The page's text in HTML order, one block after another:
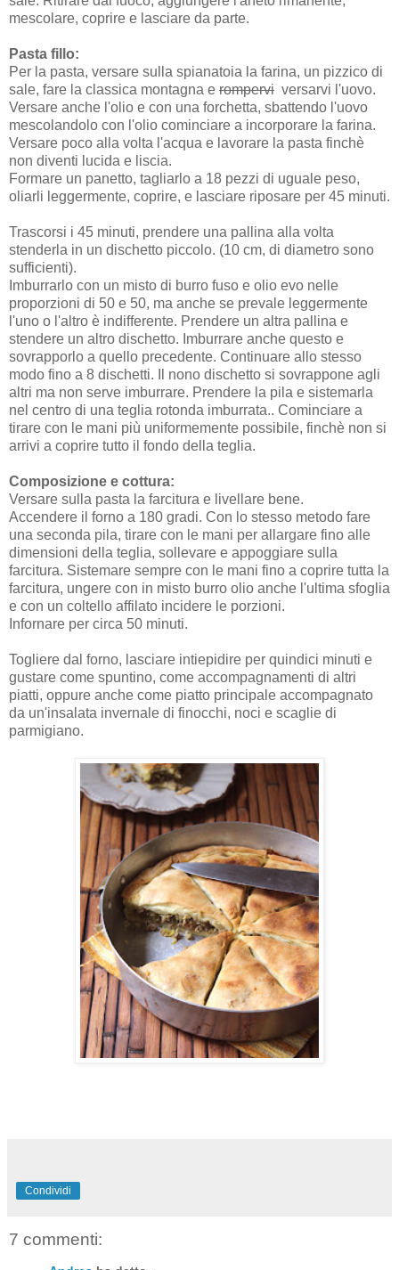
mescolare, coprire e lasciare da parte.
Pasta fillo:
Per la pasta, versare sulla spianatoia la farina, un pizzico di
sale, fare la classica montagna e rompervi versarvi l'uovo.
Versare anche l'olio e con una forchetta, sbattendo l'uovo
mescolandolo con l'olio cominciare a incorporare la farina.
Versare poco alla volta l'acqua e lavorare la pasta finchè
non diventi lucida e liscia.
Formare un panetto, tagliarlo a 18 pezzi di uguale peso,
oliarli leggermente, coprire, e lasciare riposare per 45 minuti.
Trascorsi i 45 minuti, prendere una pallina alla volta
stenderla in un dischetto piccolo. (10 cm, di diametro sono
sufficienti).
Imburrarlo con un misto di burro fuso e olio evo nelle
proporzioni di 50 e 50, ma anche se prevale leggermente
l'uno o l'altro è indifferente. Prendere un altra pallina e
stendere un altro dischetto. Imburrare anche questo e
sovrapporlo a quello precedente. Continuare allo stesso
modo fino a 8 dischetti. Il nono dischetto si sovrappone agli
altri ma non serve imburrare. Prendere la pila e sistemarla
nel centro di una teglia rotonda imburrata.. Cominciare a
tirare con le mani più uniformemente possibile, finchè non si
arrivi a coprire tutto il fondo della teglia.
Composizione e cottura:
Versare sulla pasta la farcitura e livellare bene.
Accendere il forno a 180 gradi. Con lo stesso metodo fare
una seconda pila, tirare con le mani per allargare fino alle
dimensioni della teglia, sollevare e appoggiare sulla
farcitura. Sistemare sempre con le mani fino a coprire tutta la
farcitura, ungere con in misto burro olio anche l'ultima sfoglia
e con un coltello affilato incidere le porzioni.
Infornare per circa 50 minuti.
Togliere dal forno, lasciare intiepidire per quindici minuti e
gustare come spuntino, come accompagnamenti di altri
piatti, oppure anche come piatto principale accompagnato
da un'insalata invernale di finocchi, noci e scaglie di
parmigiano.
Condividi
7 commenti: